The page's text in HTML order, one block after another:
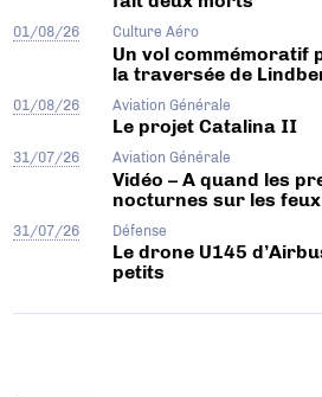
01/08/26 Culture Aéro
Un vol commémoratif
la traversée de
01/08/26 Aviation Générale
Le projet Catalina II
31/07/26 Aviation Générale
Vidéo – A quand les
nocturnes sur les
31/07/26 Défense
Le drone U145
petits